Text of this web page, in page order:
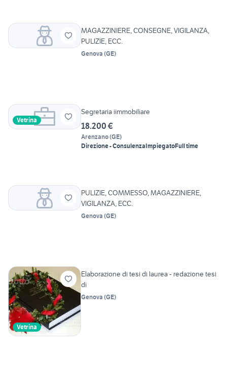
MAGAZZINIERE, CONSEGNE, VIGILANZA,
PULIZIE, ECC.
Genova (GE)
Vetrina
Segretaria iimmobiliare
18.200 €
Arenzano(GE)
Direzione - ConsulenzaImpiegatoFull time
PULIZIE, COMMESSO, MAGAZZINIERE,
VIGILANZA, ECC.
Genova (GE)
Vetrina
Elaborazione di tesi di laurea - redazione tesi
di
Genova (GE)